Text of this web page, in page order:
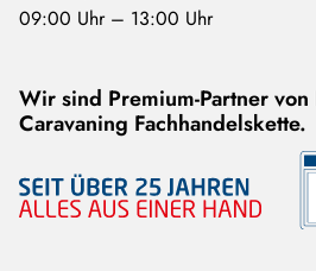
09:00 Uhr – 13:00 Uhr
Wir sind Premium-Partner
Caravaning Fachhandelskette.